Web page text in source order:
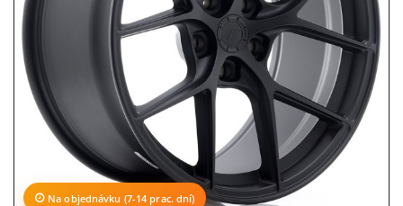
Na objednávku (7-14 prac. dní)